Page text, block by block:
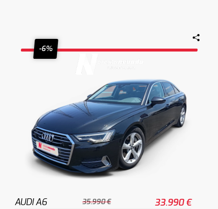
-6%
AUDI A6 35.990 € 33.990 €